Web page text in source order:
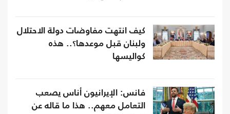
كيف انتهت مفاوضات دولة الاحتلال
ولبنان قبل موعدها؟.. هذه
كواليسها
فانس: الإيرانيون أناس يصعب
التعامل معهم.. هذا ما قاله عن